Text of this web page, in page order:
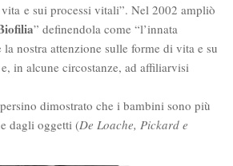
e sui processi vitali”. Nel 2002 ampliò
” definendola come “l’innata
la nostra attenzione sulle forme di vita e su
in alcune circostanze, ad affiliarvisi
dimostrato che i bambini sono più
dagli oggetti (De Loache, Pickard e